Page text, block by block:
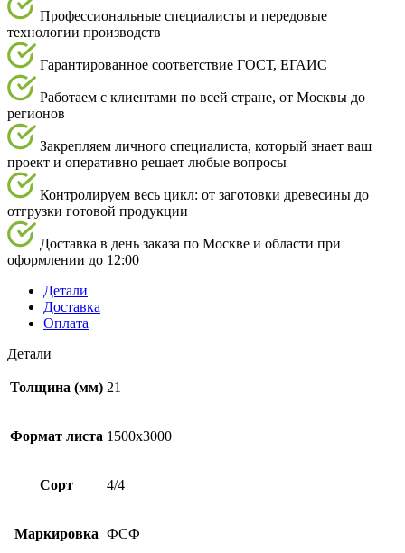
Профессиональные специалисты и передовые
технологии производств
Гарантированное соответствие ГОСТ, ЕГАИС
Работаем с клиентами по всей стране, от Москвы до
регионов
Закрепляем личного специалиста, который знает ваш
проект и оперативно решает любые вопросы
Контролируем весь цикл: от заготовки древесины до
отгрузки готовой продукции
Доставка в день заказа по Москве и области при
оформлении до 12:00
Детали
Доставка
Оплата
Детали
Толщина (мм) 21
Формат листа 1500х3000
Сорт 4/4
Маркировка ФСФ